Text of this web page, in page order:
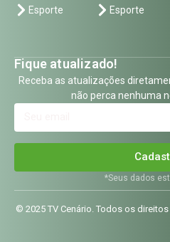
Esporte Esporte
Fique atualizado!
Receba as atualizações
não perca nenhuma
*Seus dados
© 2025 TV Cenário. Todos os